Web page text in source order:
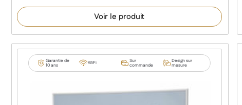
Voir le produit
Garantie de
10 ans WiFi Sur
commande
Design sur
mesure